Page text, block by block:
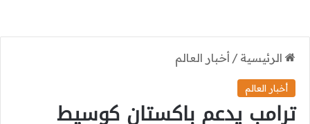
الرئيسية / أخبار العالم
أخبار العالم
ترامب يدعم باكستان كوسيط